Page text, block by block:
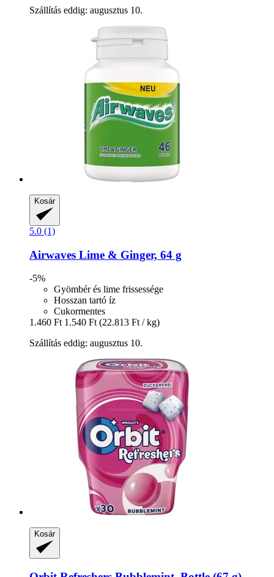
Szállítás eddig: augusztus 10.
Kosár
5.0 (1)
Airwaves Lime & Ginger, 64 g
-5%
Gyömbér és lime frissessége
Hosszan tartó íz
Cukormentes
1.460 Ft 1.540 Ft (22.813 Ft / kg)
Szállítás eddig: augusztus 10.
Kosár